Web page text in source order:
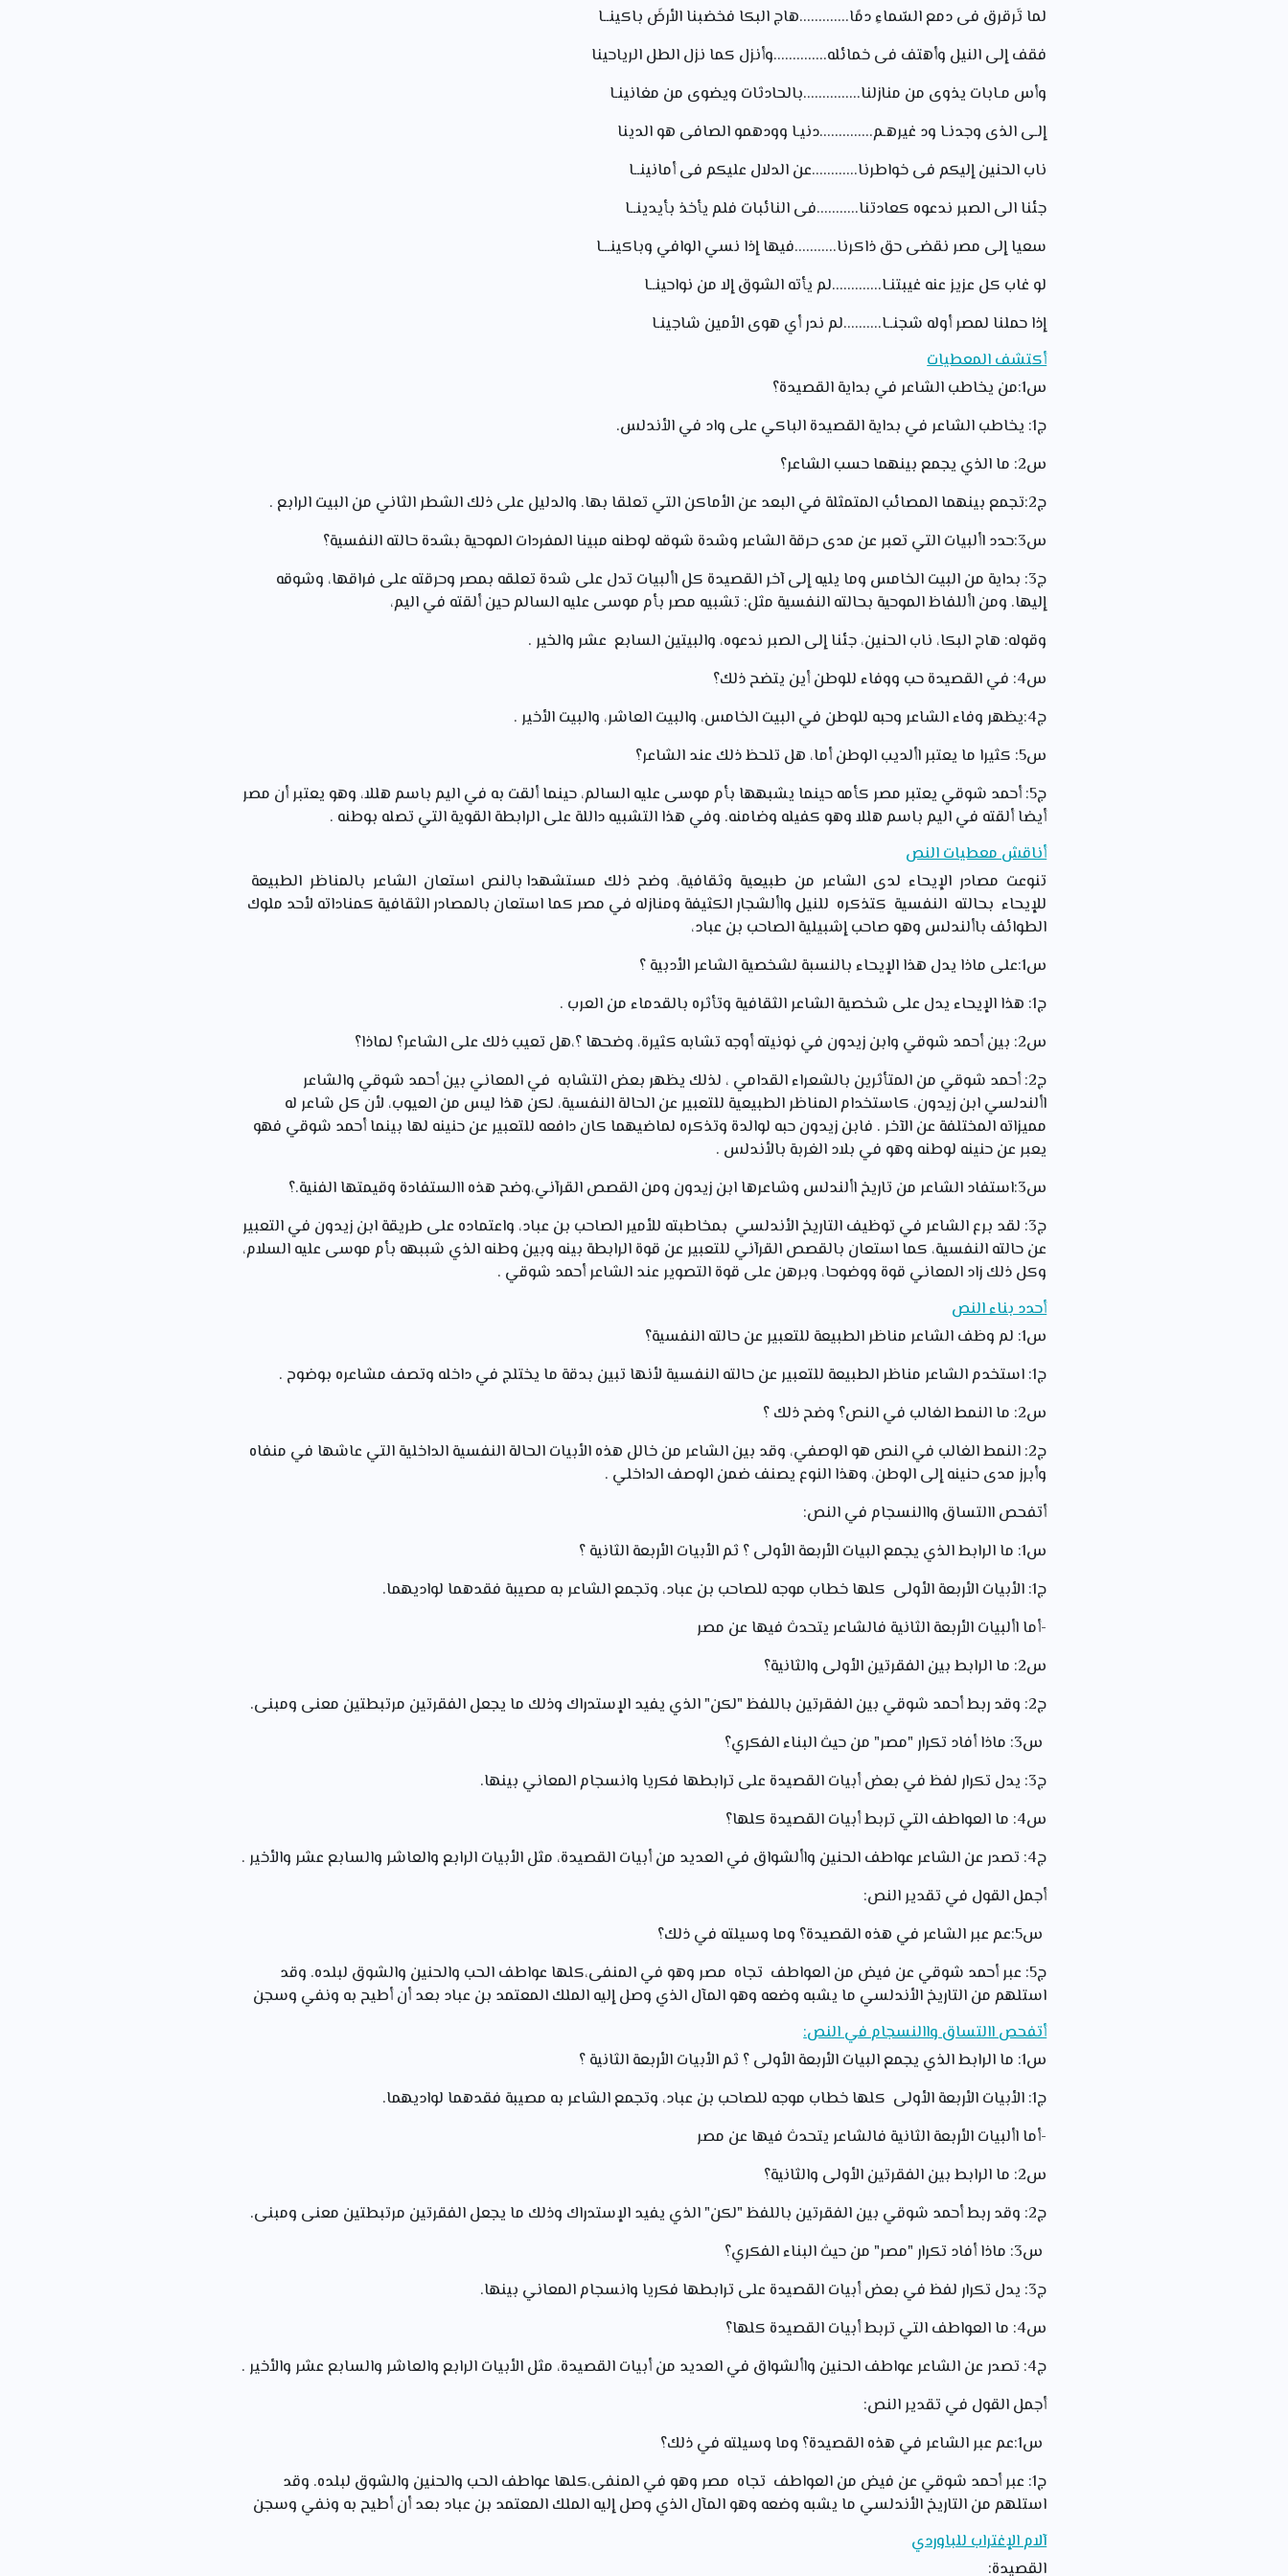
لما تَرقرق فى دمع السّماءِ دمًا.............هاج البكا فخضبنا الأرضَ باكينــا
فقف إلى النيل وأهتف فى خمائله..............وأنزل كما نزل الطل الرياحينا
وأس مـابات يذوى من منازلنا...............بالحادثات ويضوى من مغانينـا
إلـى الذى وجدنـا ود غيرهـم..............دنيـا وودهمو الصافى هو الدينا
ناب الحنين إليكم فى خواطرنا............عن الدلال عليكم فى أمانينــا
جئنا الى الصبر ندعوه كعادتنا...........فى النائبات فلم يأخذ بأيدينــا
سعيا إلى مصر نقضى حق ذاكرنا...........فيها إذا نسي الوافي وباكينـــا
لو غاب كل عزيز عنه غيبتنـا.............لم يأته الشوق إلا من نواحينــا
إذا حملنا لمصر أوله شجنــا..........لم ندر أي هوى الأمين شاجينـا
أكتشف المعطيات
س1:من يخاطب الشاعر في بداية القصيدة؟
ج1: يخاطب الشاعر في بداية القصيدة الباكي على واد في الأندلس.
س2: ما الذي يجمع بينهما حسب الشاعر؟
ج2:تجمع بينهما المصائب المتمثلة في البعد عن الأماكن التي تعلقا بها. والدليل على ذلك الشطر الثاني من البيت الرابع .
س3:حدد األبيات التي تعبر عن مدى حرقة الشاعر وشدة شوقه لوطنه مبينا المفردات الموحية بشدة حالته النفسية؟
ج3: بداية من البيت الخامس وما يليه إلى آخر القصيدة كل األبيات تدل على شدة تعلقه بمصر وحرقته على فراقها، وشوقه
إليها. ومن األلفاظ الموحية بحالته النفسية مثل: تشبيه مصر بأم موسى عليه السالم حين ألقته في اليم،
وقوله: هاج البكا، ناب الحنين، جئنا إلى الصبر ندعوه، والبيتين السابع عشر والخير .
س4: في القصيدة حب ووفاء للوطن أين يتضح ذلك؟
ج4:يظهر وفاء الشاعر وحبه للوطن في البيت الخامس، والبيت العاشر، والبيت الأخير .
س5: كثيرا ما يعتبر األديب الوطن أما، هل تلحظ ذلك عند الشاعر؟
ج5: أحمد شوقي يعتبر مصر كأمه حينما يشبهها بأم موسى عليه السالم، حينما ألقت به في اليم باسم هللا، وهو يعتبر أن مصر
أيضا ألقته في اليم باسم هللا وهو كفيله وضامنه. وفي هذا التشبيه داللة على الرابطة القوية التي تصله بوطنه .
أناقش معطيات النص
تنوعت مصادر الإيحاء لدى الشاعر من طبيعية وثقافية، وضح ذلك مستشهدا بالنص استعان الشاعر بالمناظر الطبيعة
للإيحاء بحالته النفسية كتذكره للنيل واألشجار الكثيفة ومنازله في مصر كما استعان بالمصادر الثقافية كمناداته لأحد ملوك
الطوائف باألندلس وهو صاحب إشبيلية الصاحب بن عباد،
س1:على ماذا يدل هذا الإيحاء بالنسبة لشخصية الشاعر الأدبية ؟
ج1: هذا الإيحاء يدل على شخصية الشاعر الثقافية وتأثره بالقدماء من العرب .
س2: بين أحمد شوقي وابن زيدون في نونيته أوجه تشابه كثيرة، وضحها ؟،هل تعيب ذلك على الشاعر؟ لماذا؟
ج2: أحمد شوقي من المتأثرين بالشعراء القدامي ، لذلك يظهر بعض التشابه في المعاني بين أحمد شوقي والشاعر
األندلسي ابن زيدون، كاستخدام المناظر الطبيعية للتعبير عن الحالة النفسية، لكن هذا ليس من العيوب، لأن كل شاعر له
مميزاته المختلفة عن الآخر . فابن زيدون حبه لوالدة وتذكره لماضيهما كان دافعه للتعبير عن حنينه لها بينما أحمد شوقي فهو
يعبر عن حنينه لوطنه وهو في بلاد الغربة بالأندلس .
س3:استفاد الشاعر من تاريخ األندلس وشاعرها ابن زيدون ومن القصص القرآني،وضح هذه االستفادة وقيمتها الفنية.؟
ج3: لقد برع الشاعر في توظيف التاريخ الأندلسي بمخاطبته للأمير الصاحب بن عباد، واعتماده على طريقة ابن زيدون في التعبير
عن حالته النفسية، كما استعان بالقصص القرآني للتعبير عن قوة الرابطة بينه وبين وطنه الذي شببهه بأم موسى عليه السلام،
وكل ذلك زاد المعاني قوة ووضوحا، وبرهن على قوة التصوير عند الشاعر أحمد شوقي .
أحدد بناء النص
س1: لم وظف الشاعر مناظر الطبيعة للتعبير عن حالته النفسية؟
ج1: استخدم الشاعر مناظر الطبيعة للتعبير عن حالته النفسية لأنها تبين بدقة ما يختلج في داخله وتصف مشاعره بوضوح .
س2: ما النمط الغالب في النص؟ وضح ذلك ؟
ج2: النمط الغالب في النص هو الوصفي، وقد بين الشاعر من خالل هذه الأبيات الحالة النفسية الداخلية التي عاشها في منفاه
وأبرز مدى حنينه إلى الوطن، وهذا النوع يصنف ضمن الوصف الداخلي .
أتفحص االتساق واالنسجام في النص:
س1: ما الرابط الذي يجمع البيات الأربعة الأولى ؟ ثم الأبيات الأربعة الثانية ؟
ج1: الأبيات الأربعة الأولى كلها خطاب موجه للصاحب بن عباد، وتجمع الشاعر به مصيبة فقدهما لواديهما.
-أما األبيات الأربعة الثانية فالشاعر يتحدث فيها عن مصر
س2: ما الرابط بين الفقرتين الأولى والثانية؟
ج2: وقد ربط أحمد شوقي بين الفقرتين باللفظ "لكن" الذي يفيد الإستدراك وذلك ما يجعل الفقرتين مرتبطتين معنى ومبنى.
س3: ماذا أفاد تكرار "مصر" من حيث البناء الفكري؟
ج3: يدل تكرار لفظ في بعض أبيات القصيدة على ترابطها فكريا وانسجام المعاني بينها.
س4: ما العواطف التي تربط أبيات القصيدة كلها؟
ج4: تصدر عن الشاعر عواطف الحنين واألشواق في العديد من أبيات القصيدة، مثل الأبيات الرابع والعاشر والسابع عشر والأخير .
أجمل القول في تقدير النص:
س5:عم عبر الشاعر في هذه القصيدة؟ وما وسيلته في ذلك؟
ج5: عبر أحمد شوقي عن فيض من العواطف تجاه مصر وهو في المنفى،كلها عواطف الحب والحنين والشوق لبلده. وقد
استلهم من التاريخ الأندلسي ما يشبه وضعه وهو المآل الذي وصل إليه الملك المعتمد بن عباد بعد أن أطيح به ونفي وسجن
أتفحص االتساق واالنسجام في النص:
س1: ما الرابط الذي يجمع البيات الأربعة الأولى ؟ ثم الأبيات الأربعة الثانية ؟
ج1: الأبيات الأربعة الأولى كلها خطاب موجه للصاحب بن عباد، وتجمع الشاعر به مصيبة فقدهما لواديهما.
-أما األبيات الأربعة الثانية فالشاعر يتحدث فيها عن مصر
س2: ما الرابط بين الفقرتين الأولى والثانية؟
ج2: وقد ربط أحمد شوقي بين الفقرتين باللفظ "لكن" الذي يفيد الإستدراك وذلك ما يجعل الفقرتين مرتبطتين معنى ومبنى.
س3: ماذا أفاد تكرار "مصر" من حيث البناء الفكري؟
ج3: يدل تكرار لفظ في بعض أبيات القصيدة على ترابطها فكريا وانسجام المعاني بينها.
س4: ما العواطف التي تربط أبيات القصيدة كلها؟
ج4: تصدر عن الشاعر عواطف الحنين واألشواق في العديد من أبيات القصيدة، مثل الأبيات الرابع والعاشر والسابع عشر والأخير .
أجمل القول في تقدير النص:
س1:عم عبر الشاعر في هذه القصيدة؟ وما وسيلته في ذلك؟
ج1: عبر أحمد شوقي عن فيض من العواطف تجاه مصر وهو في المنفى،كلها عواطف الحب والحنين والشوق لبلده. وقد
استلهم من التاريخ الأندلسي ما يشبه وضعه وهو المآل الذي وصل إليه الملك المعتمد بن عباد بعد أن أطيح به ونفي وسجن
آلام الإغتراب للباوردي
القصيدة: